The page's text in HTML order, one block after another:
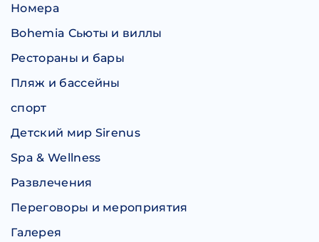
Номера
Bohemia Сьюты и виллы
Рестораны и бары
Пляж и бассейны
спорт
Детский мир Sirenus
Spa & Wellness
Развлечения
Переговоры и мероприятия
Галерея